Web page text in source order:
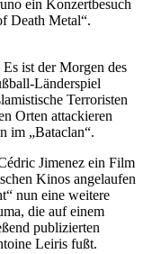
ein Konzertbesuch
Death Metal“.
ist der Morgen des
Länderspiel
Terroristen
Orten attackieren
im „Bataclan“.
Jimenez ein Film
Kinos angelaufen
nun eine weitere
die auf einem
publizierten
Leiris fußt.